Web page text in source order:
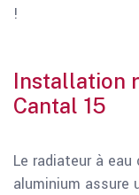
!
Installation
Cantal 15
Le radiateur à
aluminium assure